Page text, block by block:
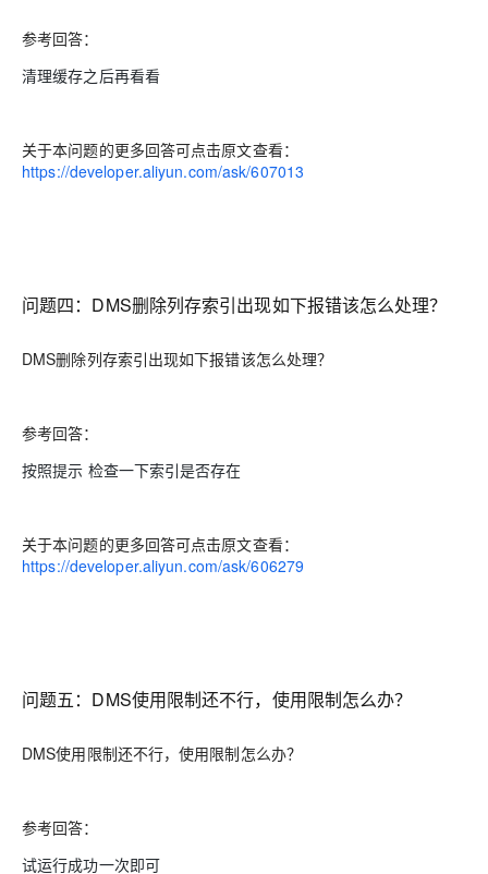
参考回答：
清理缓存之后再看看
关于本问题的更多回答可点击原文查看：
https://developer.aliyun.com/ask/607013
问题四：DMS删除列存索引出现如下报错该怎么处理？
DMS删除列存索引出现如下报错该怎么处理？
参考回答：
按照提示 检查一下索引是否存在
关于本问题的更多回答可点击原文查看：
https://developer.aliyun.com/ask/606279
问题五：DMS使用限制还不行，使用限制怎么办？
DMS使用限制还不行，使用限制怎么办？
参考回答：
试运行成功一次即可